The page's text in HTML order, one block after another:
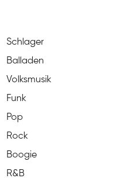
Schlager
Balladen
Volksmusik
Funk
Pop
Rock
Boogie
R&B